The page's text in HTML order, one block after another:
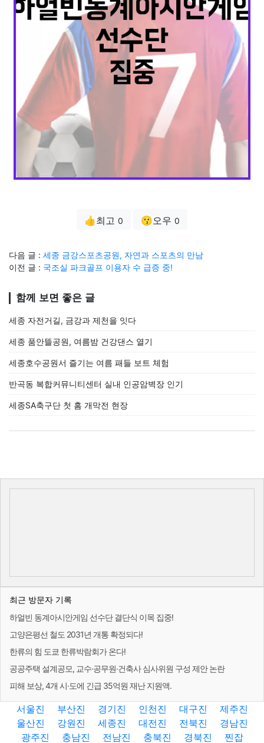
👍최고 0 😗오우 0
다음 글 : 세종 금강스포츠공원, 자연과 스포츠의 만남
이전 글 : 국조실 파크골프 이용자 수 급증 중!
함께 보면 좋은 글
세종 자전거길, 금강과 제천을 잇다
세종 품안뜰공원, 여름밤 건강댄스 열기
세종호수공원서 즐기는 여름 패들 보트 체험
반곡동 복합커뮤니티센터 실내 인공암벽장 인기
세종SA축구단 첫 홈 개막전 현장
최근 방문자 기록
하얼빈 동계아시안게임 선수단 결단식 이목 집중!
고양은평선 철도 2031년 개통 확정되다!
한류의 힘 도쿄 한류박람회가 온다!
공공주택 설계공모, 교수·공무원·건축사 심사위원 구성 제안 논란
피해 보상, 4개 시·도에 긴급 35억원 재난 지원액.
서울진 부산진 경기진 인천진 대구진
제주진
울산진
강원진 세종진 대전진 전북진
경남진
광주진
충남진 전남진 충북진 경북진 찐잡